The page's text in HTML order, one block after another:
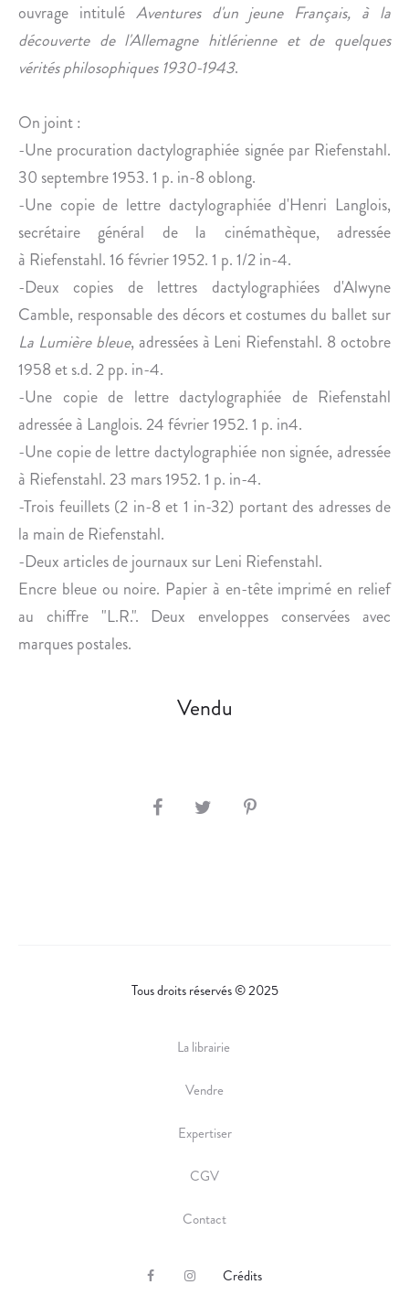
ouvrage intitulé Aventures d'un jeune Français, à la
découverte de l'Allemagne hitlérienne et de quelques
vérités philosophiques 1930-1943.
On joint :
-Une procuration dactylographiée signée par Riefenstahl.
30 septembre 1953. 1 p. in-8 oblong.
-Une copie de lettre dactylographiée d'Henri Langlois,
secrétaire général de la cinémathèque, adressée
à Riefenstahl. 16 février 1952. 1 p. 1/2 in-4.
-Deux copies de lettres dactylographiées d'Alwyne
Camble, responsable des décors et costumes du ballet sur
La Lumière bleue, adressées à Leni Riefenstahl. 8 octobre
1958 et s.d. 2 pp. in-4.
-Une copie de lettre dactylographiée de Riefenstahl
adressée à Langlois. 24 février 1952. 1 p. in4.
-Une copie de lettre dactylographiée non signée, adressée
à Riefenstahl. 23 mars 1952. 1 p. in-4.
-Trois feuillets (2 in-8 et 1 in-32) portant des adresses de
la main de Riefenstahl.
-Deux articles de journaux sur Leni Riefenstahl.
Encre bleue ou noire. Papier à en-tête imprimé en relief
au chiffre "L.R.". Deux enveloppes conservées avec
marques postales.
Vendu
S
Tous droits réservés © 2025
La librairie
Vendre
Expertiser
CGV
Contact
Crédits